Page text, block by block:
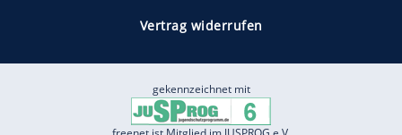
Vertrag widerrufen
gekennzeichnet mit